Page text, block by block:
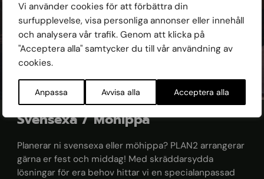
Vi använder cookies för att förbättra din
surfupplevelse, visa personliga annonser eller innehåll
och analysera vår trafik. Genom att klicka på
"Acceptera alla" samtycker du till vår användning av
cookies.
Anpassa Avvisa alla Acceptera alla
Svensexa / Möhippa
Planerar ni svensexa eller möhippa? PLAN2 arrangerar
gärna er fest och middag! Med skräddarsydda
lösningar för era behov hittar vi en specialanpassad